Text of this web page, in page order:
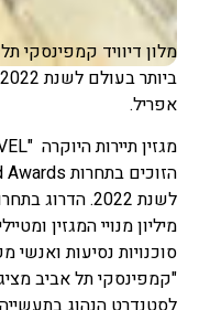
מלון דיוויד קמפינסקי
אפריל.
סוכנויות נסיעות
"קמפינסקי תל אביב